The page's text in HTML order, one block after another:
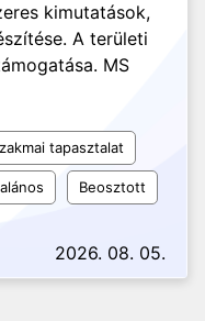
kimutatások,
A területi
MS
tapasztalat
Beosztott
2026. 08. 05.